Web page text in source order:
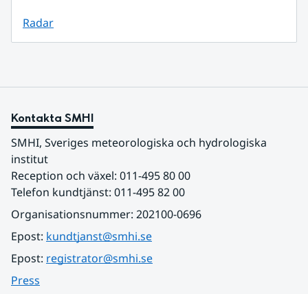
Radar
Kontakta SMHI
SMHI, Sveriges meteorologiska och hydrologiska
institut
Reception och växel: 011-495 80 00
Telefon kundtjänst: 011-495 82 00
Organisationsnummer: 202100-0696
Epost: kundtjanst@smhi.se
Epost: registrator@smhi.se
Press